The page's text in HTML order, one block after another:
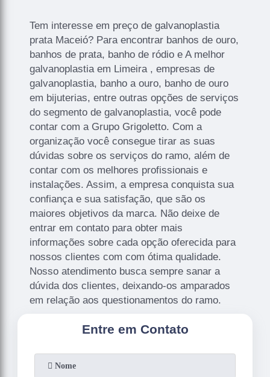
Tem interesse em preço de galvanoplastia
prata Maceió? Para encontrar banhos de ouro,
banhos de prata, banho de ródio e A melhor
galvanoplastia em Limeira , empresas de
galvanoplastia, banho a ouro, banho de ouro
em bijuterias, entre outras opções de serviços
do segmento de galvanoplastia, você pode
contar com a Grupo Grigoletto. Com a
organização você consegue tirar as suas
dúvidas sobre os serviços do ramo, além de
contar com os melhores profissionais e
instalações. Assim, a empresa conquista sua
confiança e sua satisfação, que são os
maiores objetivos da marca. Não deixe de
entrar em contato para obter mais
informações sobre cada opção oferecida para
nossos clientes com com ótima qualidade.
Nosso atendimento busca sempre sanar a
dúvida dos clientes, deixando-os amparados
em relação aos questionamentos do ramo.
Entre em Contato